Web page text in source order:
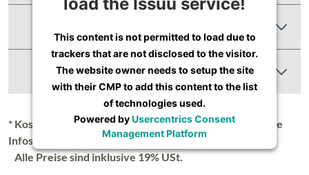
load the Issuu service!
This content is not permitted to load due to
trackers that are not disclosed to the visitor.
The website owner needs to setup the site
with their CMP to add this content to the list
of technologies used.
Powered byUsercentrics Consent
Management Platform
Abbildung Ähnlich
* Kostenloser Versand in Deutschland (Festland), nähere
Infos unter
Lieferung & Versand.
Alle Preise sind inklusive 19% USt.